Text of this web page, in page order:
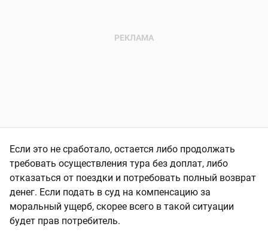
Если это не сработало, остается либо продолжать
требовать осуществления тура без доплат, либо
отказаться от поездки и потребовать полный возврат
денег. Если подать в суд на компенсацию за
моральный ущерб, скорее всего в такой ситуации
будет прав потребитель.